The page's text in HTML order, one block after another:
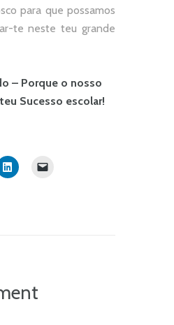
para que possamos
te neste teu grande
– Porque o nosso
Sucesso escolar!